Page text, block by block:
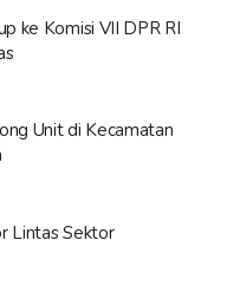
ke Komisi VII DPR RI
Unit di Kecamatan
Lintas Sektor